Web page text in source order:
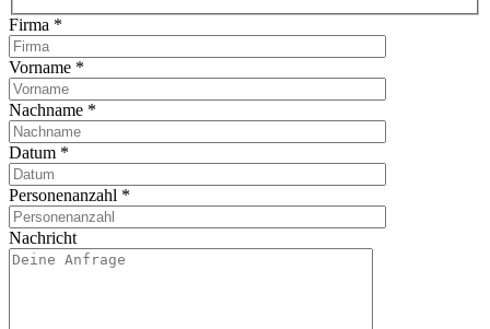
Firma *
Vorname *
Nachname *
Datum *
Personenanzahl *
Nachricht